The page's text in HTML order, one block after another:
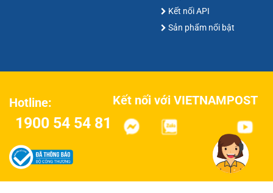
Kết nối API
Sản phẩm nổi bật
Hotline:
1900 54 54 81
Kết nối với VIETNAMPOST